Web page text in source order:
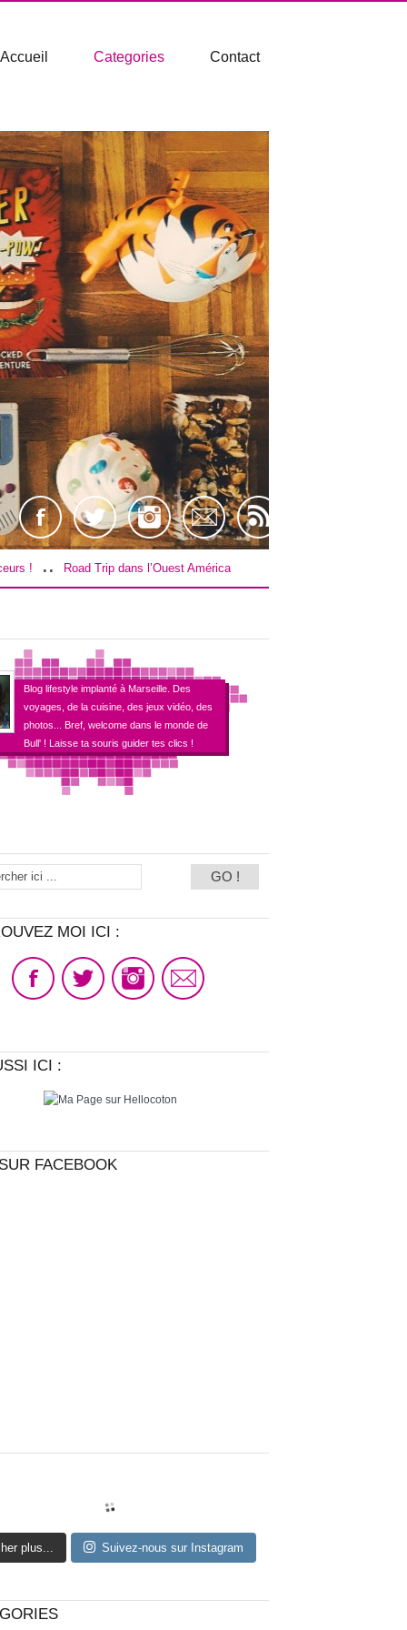
Accueil Categories Contact
Trip dans l’Ouest Américain : Le budget !
Blog lifestyle implanté à Marseille. Des
voyages, de la cuisine, des jeux vidéo, des
photos... Bref, welcome dans le monde de
Bull' ! Laisse ta souris guider tes clics !
MOI ICI :
ICI :
FACEBOOK
plus... Suivez-nous sur Instagram